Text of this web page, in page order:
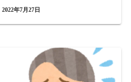
2022年7月27日